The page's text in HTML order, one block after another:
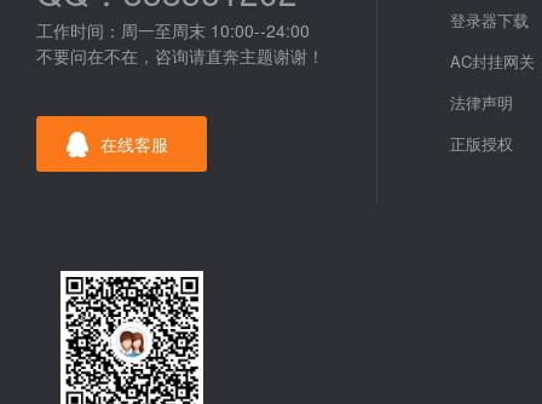
工作时间：周一至周末 10:00--24:00
不要问在不在，咨询请直奔主题谢谢！
在线客服
登录器下载
AC封挂网关
法律声明
正版授权